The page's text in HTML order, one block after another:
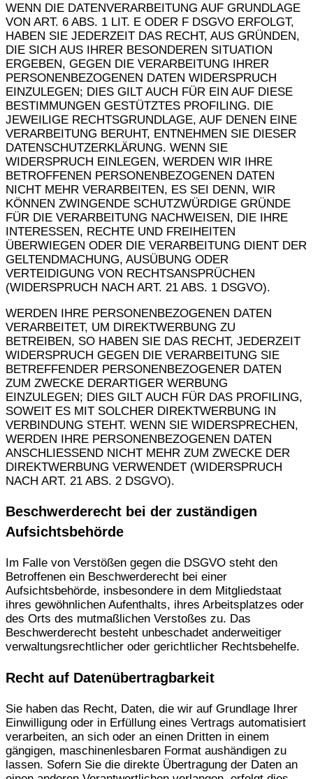
WENN DIE DATENVERARBEITUNG AUF GRUNDLAGE
VON ART. 6 ABS. 1 LIT. E ODER F DSGVO ERFOLGT,
HABEN SIE JEDERZEIT DAS RECHT, AUS GRÜNDEN,
DIE SICH AUS IHRER BESONDEREN SITUATION
ERGEBEN, GEGEN DIE VERARBEITUNG IHRER
PERSONENBEZOGENEN DATEN WIDERSPRUCH
EINZULEGEN; DIES GILT AUCH FÜR EIN AUF DIESE
BESTIMMUNGEN GESTÜTZTES PROFILING. DIE
JEWEILIGE RECHTSGRUNDLAGE, AUF DENEN EINE
VERARBEITUNG BERUHT, ENTNEHMEN SIE DIESER
DATENSCHUTZERKLÄRUNG. WENN SIE
WIDERSPRUCH EINLEGEN, WERDEN WIR IHRE
BETROFFENEN PERSONENBEZOGENEN DATEN
NICHT MEHR VERARBEITEN, ES SEI DENN, WIR
KÖNNEN ZWINGENDE SCHUTZWÜRDIGE GRÜNDE
FÜR DIE VERARBEITUNG NACHWEISEN, DIE IHRE
INTERESSEN, RECHTE UND FREIHEITEN
ÜBERWIEGEN ODER DIE VERARBEITUNG DIENT DER
GELTENDMACHUNG, AUSÜBUNG ODER
VERTEIDIGUNG VON RECHTSANSPRÜCHEN
(WIDERSPRUCH NACH ART. 21 ABS. 1 DSGVO).
WERDEN IHRE PERSONENBEZOGENEN DATEN
VERARBEITET, UM DIREKTWERBUNG ZU
BETREIBEN, SO HABEN SIE DAS RECHT, JEDERZEIT
WIDERSPRUCH GEGEN DIE VERARBEITUNG SIE
BETREFFENDER PERSONENBEZOGENER DATEN
ZUM ZWECKE DERARTIGER WERBUNG
EINZULEGEN; DIES GILT AUCH FÜR DAS PROFILING,
SOWEIT ES MIT SOLCHER DIREKTWERBUNG IN
VERBINDUNG STEHT. WENN SIE WIDERSPRECHEN,
WERDEN IHRE PERSONENBEZOGENEN DATEN
ANSCHLIESSEND NICHT MEHR ZUM ZWECKE DER
DIREKTWERBUNG VERWENDET (WIDERSPRUCH
NACH ART. 21 ABS. 2 DSGVO).
Beschwerde­recht bei der zuständigen
Aufsichts­behörde
Im Falle von Verstößen gegen die DSGVO steht den
Betroffenen ein Beschwerderecht bei einer
Aufsichtsbehörde, insbesondere in dem Mitgliedstaat
ihres gewöhnlichen Aufenthalts, ihres Arbeitsplatzes oder
des Orts des mutmaßlichen Verstoßes zu. Das
Beschwerderecht besteht unbeschadet anderweitiger
verwaltungsrechtlicher oder gerichtlicher Rechtsbehelfe.
Recht auf Daten­übertrag­barkeit
Sie haben das Recht, Daten, die wir auf Grundlage Ihrer
Einwilligung oder in Erfüllung eines Vertrags automatisiert
verarbeiten, an sich oder an einen Dritten in einem
gängigen, maschinenlesbaren Format aushändigen zu
lassen. Sofern Sie die direkte Übertragung der Daten an